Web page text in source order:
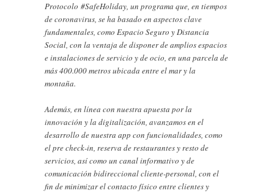
Protocolo #SafeHoliday, un programa que, en tiempos
de coronavirus, se ha basado en aspectos clave
fundamentales, como Espacio Seguro y Distancia
Social, con la ventaja de disponer de amplios espacios
e instalaciones de servicio y de ocio, en una parcela de
más 400.000 metros ubicada entre el mar y la
montaña.
Además, en línea con nuestra apuesta por la
innovación y la digitalización, avanzamos en el
desarrollo de nuestra app con funcionalidades, como
el pre check-in, reserva de restaurantes y resto de
servicios, así como un canal informativo y de
comunicación bidireccional cliente-personal, con el
fin de minimizar el contacto físico entre clientes y